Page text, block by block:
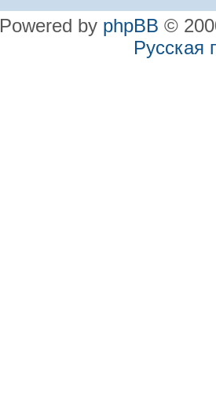
Powered by phpBB ©
Русская